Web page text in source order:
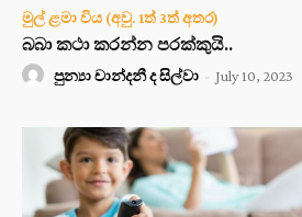
මුල් ළමා විය (අවු. 1ත් 3ත් අතර)
බබා කථා කරන්න පරක්කුයි..
පුන්‍යා චාන්දනී ද සිල්වා - July 10, 2023